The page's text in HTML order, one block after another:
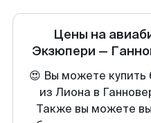
Цены на
Экзюпери —
😍 Вы можете купить
из Лиона в
Также вы можете